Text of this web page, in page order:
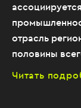
отрасль
половины
Читать